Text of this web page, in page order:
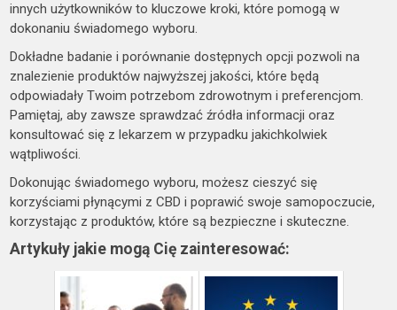
innych użytkowników to kluczowe kroki, które pomogą w
dokonaniu świadomego wyboru.
Dokładne badanie i porównanie dostępnych opcji pozwoli na
znalezienie produktów najwyższej jakości, które będą
odpowiadały Twoim potrzebom zdrowotnym i preferencjom.
Pamiętaj, aby zawsze sprawdzać źródła informacji oraz
konsultować się z lekarzem w przypadku jakichkolwiek
wątpliwości.
Dokonując świadomego wyboru, możesz cieszyć się
korzyściami płynącymi z CBD i poprawić swoje samopoczucie,
korzystając z produktów, które są bezpieczne i skuteczne.
Artykuły jakie mogą Cię zainteresować: